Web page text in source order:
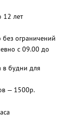
12 лет
ограничений
с 09.00 до
в будни для
— 1500р.